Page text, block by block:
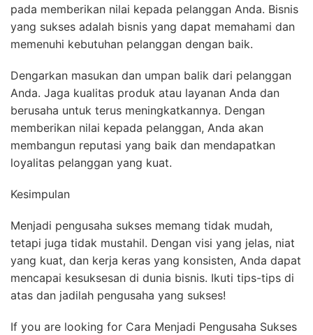
pada memberikan nilai kepada pelanggan Anda. Bisnis
yang sukses adalah bisnis yang dapat memahami dan
memenuhi kebutuhan pelanggan dengan baik.
Dengarkan masukan dan umpan balik dari pelanggan
Anda. Jaga kualitas produk atau layanan Anda dan
berusaha untuk terus meningkatkannya. Dengan
memberikan nilai kepada pelanggan, Anda akan
membangun reputasi yang baik dan mendapatkan
loyalitas pelanggan yang kuat.
Kesimpulan
Menjadi pengusaha sukses memang tidak mudah,
tetapi juga tidak mustahil. Dengan visi yang jelas, niat
yang kuat, dan kerja keras yang konsisten, Anda dapat
mencapai kesuksesan di dunia bisnis. Ikuti tips-tips di
atas dan jadilah pengusaha yang sukses!
If you are looking for Cara Menjadi Pengusaha Sukses